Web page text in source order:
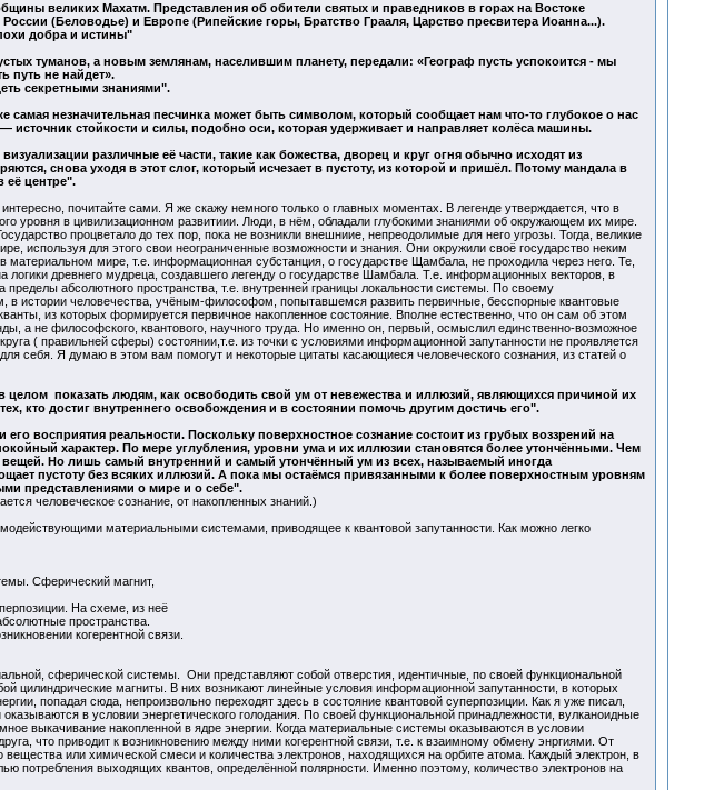
великих Махатм. Представления об обители святых и праведников в горах на Востоке
(Беловодье) и Европе (Рипейские горы, Братство Грааля, Царство пресвитера Иоанна...).
добра и истины"
туманов, а новым землянам, населившим планету, передали: «Географ пусть успокоится - мы
путь не найдет».
секретными знаниями".
незначительная песчинка может быть символом, который сообщает нам что-то глубокое о нас
источник стойкости и силы, подобно оси, которая удерживает и направляет колёса машины.
различные её части, такие как божества, дворец и круг огня обычно исходят из
снова уходя в этот слог, который исчезает в пустоту, из которой и пришёл. Потому мандала в
её центре".
почитайте сами. Я же скажу немного только о главных моментах. В легенде утверждается, что в
уровня в цивилизационном развитиии. Люди, в нём, обладали глубокими знаниями об окружающем их мире.
процветало до тех пор, пока не возникли внешниие, непреодолимые для него угрозы. Тогда, великие
используя для этого свои неограниченные возможности и знания. Они окружили своё государство неким
мире, т.е. информационная субстанция, о государстве Щамбала, не проходила через него. Те,
логики древнего мудреца, создавшего легенду о государстве Шамбала. Т.е. информационных векторов, в
абсолютного пространства, т.е. внутренней границы локальности системы. По своему
в истории человечества, учёным-философом, попытавшемся развить первичные, бесспорные квантовые
из которых формируется первичное накопленное состояние. Вполне естественно, что он сам об этом
а не философского, квантового, научного труда. Но именно он, первый, осмыслил единственно-возможное
( правильней сферы) состоянии,т.е. из точки с условиями информационной запутанности не проявляется
себя. Я думаю в этом вам помогут и некоторые цитаты касающиеся человеческого сознания, из статей о
целом показать людям, как освободить свой ум от невежества и иллюзий, являющихся причиной их
кто достиг внутреннего освобождения и в состоянии помочь другим достичь его".
восприятия реальности. Поскольку поверхностное сознание состоит из грубых воззрений на
характер. По мере углубления, уровни ума и их иллюзии становятся более утончёнными. Чем
Но лишь самый внутренний и самый утончённый ум из всех, называемый иногда
пустоту без всяких иллюзий. А пока мы остаёмся привязанными к более поверхностным уровням
представлениями о мире и о себе".
человеческое сознание, от накопленных знаний.)
материальными системами, приводящее к квантовой запутанности. Как можно легко
Сферический магнит,
На схеме, из неё
пространства.
когерентной связи.
сферической системы. Они представляют собой отверстия, идентичные, по своей функциональной
магниты. В них возникают линейные условия информационной запутанности, в которых
попадая сюда, непроизвольно переходят здесь в состояние квантовой суперпозиции. Как я уже писал,
в условии энергетического голодания. По своей функциональной принадлежности, вулканоидные
выкачивание накопленной в ядре энергии. Когда материальные системы оказываются в условии
что приводит к возникновению между ними когерентной связи, т.е. к взаимному обмену энргиями. От
или химической смеси и количества электронов, находящихся на орбите атома. Каждый электрон, в
выходящих квантов, определённой полярности. Именно поэтому, количество электронов на